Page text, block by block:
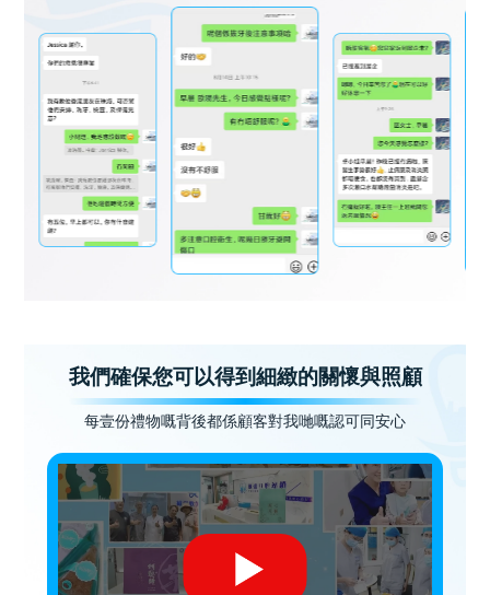
我們確保您可以得到細緻的關懷與照顧
每壹份禮物嘅背後都係顧客對我哋嘅認可同安心